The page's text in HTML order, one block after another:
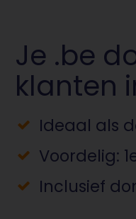
Je .be
klanten
Ideaal als
Voordelig:
Inclusief